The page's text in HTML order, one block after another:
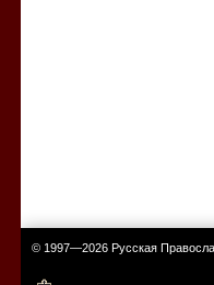
© 1997—2026 Русская